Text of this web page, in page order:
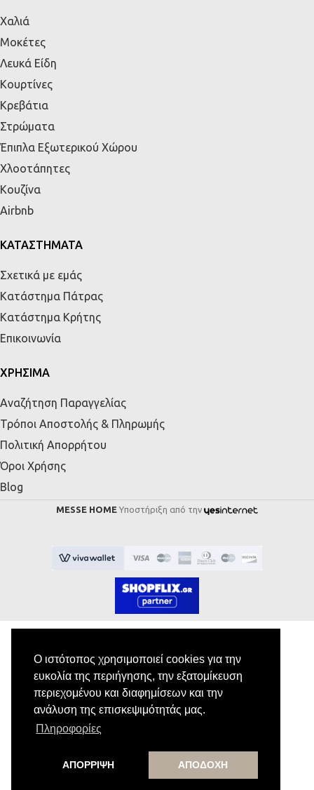
Ο ιστότοπος χρησιμοποιεί cookies για την
ευκολία της περιήγησης, την εξατομίκευση
περιεχομένου και διαφημίσεων και την
ανάλυση της επισκεψιμότητάς μας.
Πληροφορίες
ΑΠΟΡΡΙΨΗ ΑΠΟΔΟΧΗ
Χαλιά
Μοκέτες
Λευκά Είδη
Κουρτίνες
Κρεβάτια
Στρώματα
Έπιπλα Εξωτερικού Χώρου
Χλοοτάπητες
Κουζίνα
Airbnb
ΚΑΤΑΣΤΗΜΑΤΑ
Σχετικά με εμάς
Κατάστημα Πάτρας
Κατάστημα Κρήτης
Επικοινωνία
ΧΡΗΣΙΜΑ
Αναζήτηση Παραγγελίας
Τρόποι Αποστολής & Πληρωμής
Πολιτική Απορρήτου
Όροι Χρήσης
Blog
MESSE HOME Υποστήριξη από την
Εγγραφή στο Newsletter
Κάνε εγγραφή στο newsletter μας για να
λαμβάνεις αποκλειστικές προσφορές.